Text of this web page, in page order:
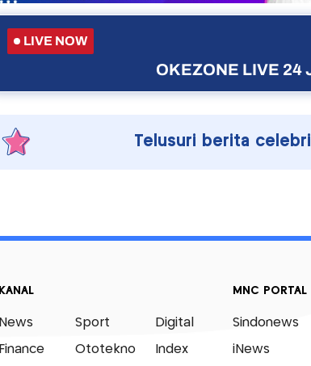
LIVE NOW
OKEZONE LIVE 24
Telusuri berita
KANAL
News
Finance
Sport
Ototekno
Digital
Index
MNC PORTAL
Sindonews
iNews